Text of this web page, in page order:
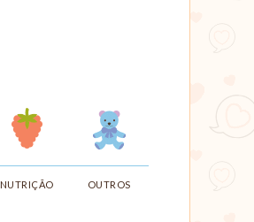
NUTRIÇÃO OUTROS